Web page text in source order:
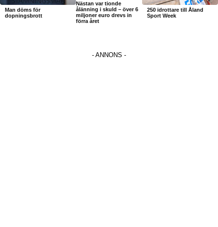
Man döms för
dopningsbrott
Nästan var tionde
ålänning i skuld – över 6
miljoner euro drevs in
förra året
250 idrottare till Åland
Sport Week